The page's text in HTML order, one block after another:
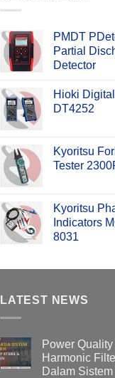
PMDT
Partial
Detector
Hioki
DT4252
Kyoritsu
Tester
Kyoritsu
Indicators
8031
LATEST NEWS
Power
Harmonic
Dalam